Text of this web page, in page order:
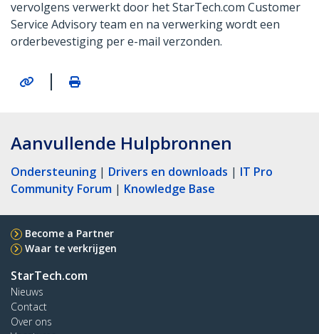
vervolgens verwerkt door het StarTech.com Customer
Service Advisory team en na verwerking wordt een
orderbevestiging per e-mail verzonden.
|
Aanvullende Hulpbronnen
Ondersteuning | Drivers en downloads | IT Pro
Community Forum | Knowledge Base
Become a Partner
Waar te verkrijgen
StarTech.com
Nieuws
Contact
Over ons